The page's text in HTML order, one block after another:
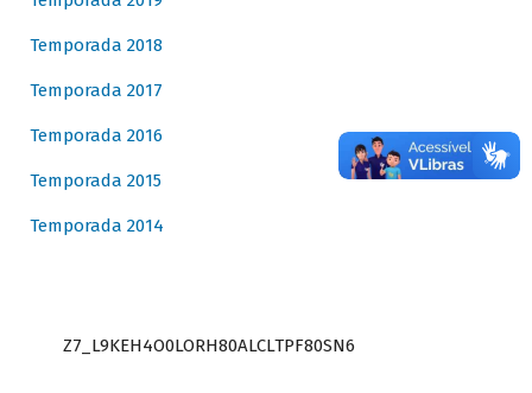
Temporada 2018
Temporada 2017
Temporada 2016
Temporada 2015
Temporada 2014
Z7_L9KEH4O0LORH80ALCLTPF80SN6